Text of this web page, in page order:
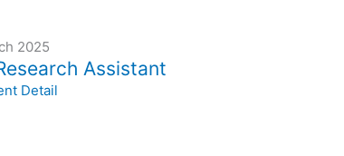
2025
Assistant
Detail